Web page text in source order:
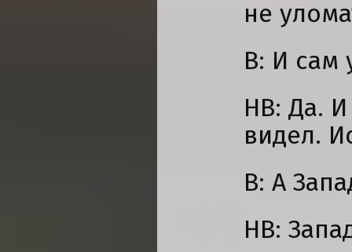
не
В: И сам
НВ: Да. И
видел.
В: А
НВ: